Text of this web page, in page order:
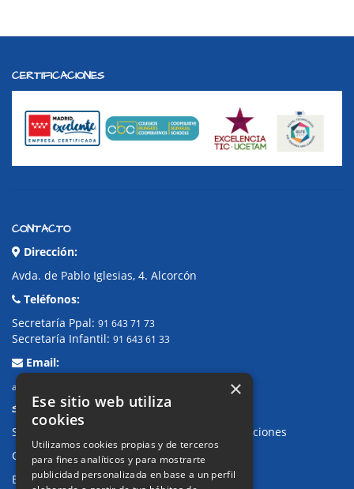
CERTIFICACIONES
CONTACTO
Dirección:
Avda. de Pablo Iglesias, 4. Alcorcón
Teléfonos:
Secretaría Ppal: 91 643 71 73
Secretaría Infantil: 91 643 61 33
Email:
alkor@colegioalkor.com
SUGERENCIAS Y CANAL DE DENUNCIAS
Sugerencias, Quejas, Reclamaciones y Felicitaciones
Canal de denuncias
Buzón denuncia drogas CM
×
Ese sitio web utiliza
cookies
Utilizamos cookies propias y de terceros
para fines analíticos y para mostrarte
publicidad personalizada en base a un perfil